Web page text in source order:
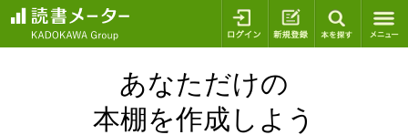
ログイン 新規登録
あなただけの
本棚を作成しよう